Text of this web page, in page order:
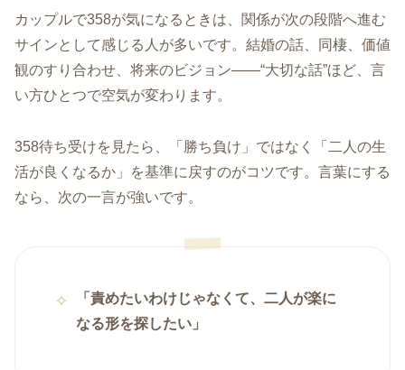
カップルで358が気になるときは、関係が次の段階へ進む
サインとして感じる人が多いです。結婚の話、同棲、価値
観のすり合わせ、将来のビジョン――“大切な話”ほど、言
い方ひとつで空気が変わります。
358待ち受けを見たら、「勝ち負け」ではなく「二人の生
活が良くなるか」を基準に戻すのがコツです。言葉にする
なら、次の一言が強いです。
「責めたいわけじゃなくて、二人が楽に
なる形を探したい」